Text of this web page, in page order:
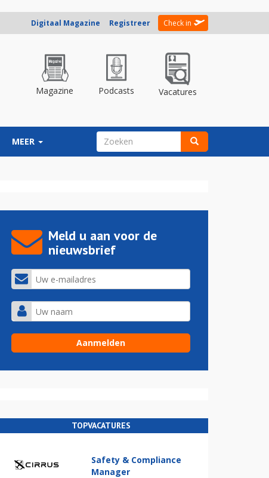
Digitaal Magazine Registreer Check in
Magazine Podcasts Vacatures
MEER ZOEKVELD
Meld u aan voor de
nieuwsbrief
TOPVACATURES
Safety & Compliance
Manager